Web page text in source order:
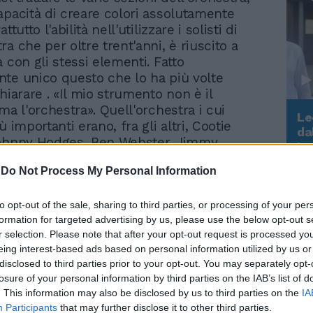
Do Not Process My Personal Information
opt-out of the sale, sharing to third parties, or processing of your
for targeted advertising by us, please use the below opt-out
selection. Please note that after your opt-out request is processed
interest-based ads based on personal information utilized by us
to third parties prior to your opt-out. You may separately
of your personal information by third parties on the IAB’s list of
This information may also be disclosed by us to third parties on the
Participants that may further disclose it to other third parties.
di creare colori assolutamente
l'abilità nell'utilizzare i solisti di
che per oltre trent'anni, è riuscito a
con gli stessi elementi. Fatto
unico questo che lo ha più volte
. «Il mio strumento non è il
l'orchestra». Quell'orchestra i cui
importanti erano, fra gli altri, Cootie
Hodges, Ben Webster, Jimmy
Williams, lasciarono Ellington per
lo stesso livello di geniale ispirazione che
con il loro vecchio leader, il primo
«The mood to be wooed» il secondo
«Concerto for Cootie», con la struttura
grosso di tre minuti, questo per fare
A dimostrazione che l'estro creativo era
e che loro erano solo le voci,
Rudy Giuliani a Come States?
americana